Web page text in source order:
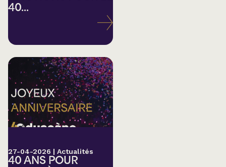
40...
27-04-2026 | Actualités
40 ANS POUR